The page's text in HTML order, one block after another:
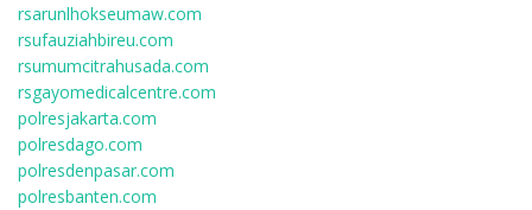
rsarunlhokseumaw.com
rsufauziahbireu.com
rsumumcitrahusada.com
rsgayomedicalcentre.com
polresjakarta.com
polresdago.com
polresdenpasar.com
polresbanten.com